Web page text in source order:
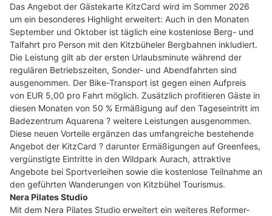
Das Angebot der Gästekarte KitzCard wird im Sommer 2026
um ein besonderes Highlight erweitert: Auch in den Monaten
September und Oktober ist täglich eine kostenlose Berg- und
Talfahrt pro Person mit den Kitzbüheler Bergbahnen inkludiert.
Die Leistung gilt ab der ersten Urlaubsminute während der
regulären Betriebszeiten, Sonder- und Abendfahrten sind
ausgenommen. Der Bike-Transport ist gegen einen Aufpreis
von EUR 5,00 pro Fahrt möglich. Zusätzlich profitieren Gäste in
diesen Monaten von 50 % Ermäßigung auf den Tageseintritt im
Badezentrum Aquarena ? weitere Leistungen ausgenommen.
Diese neuen Vorteile ergänzen das umfangreiche bestehende
Angebot der KitzCard ? darunter Ermäßigungen auf Greenfees,
vergünstigte Eintritte in den Wildpark Aurach, attraktive
Angebote bei Sportverleihen sowie die kostenlose Teilnahme an
den geführten Wanderungen von Kitzbühel Tourismus.
Nera Pilates Studio
Mit dem Nera Pilates Studio erweitert ein weiteres Reformer-